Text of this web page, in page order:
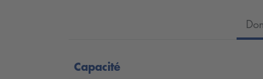
Grâce à sa construction robuste en
Capacité